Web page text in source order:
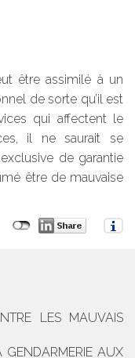
être assimilé à un
de sorte qu’il est
qui affectent le
il ne saurait se
de garantie
être de mauvaise
LES MAUVAIS
AUX